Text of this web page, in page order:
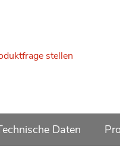
stellen
Daten